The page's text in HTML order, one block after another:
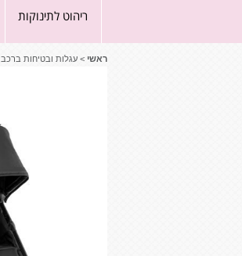
ריהוט לתינוקות
ראשי > עגלות ובטיחות ברכב